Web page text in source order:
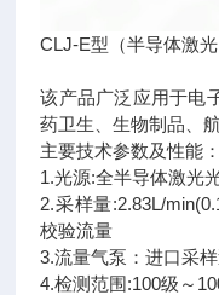
CLJ-E型（半导体激
该产品广泛应用于电
药卫生、生物制品、
主要技术参数及性能：
1.光源:全半导体激光
2.采样量:2.83L/
校验流量
3.流量气泵：进口采
4.检测范围:100级～